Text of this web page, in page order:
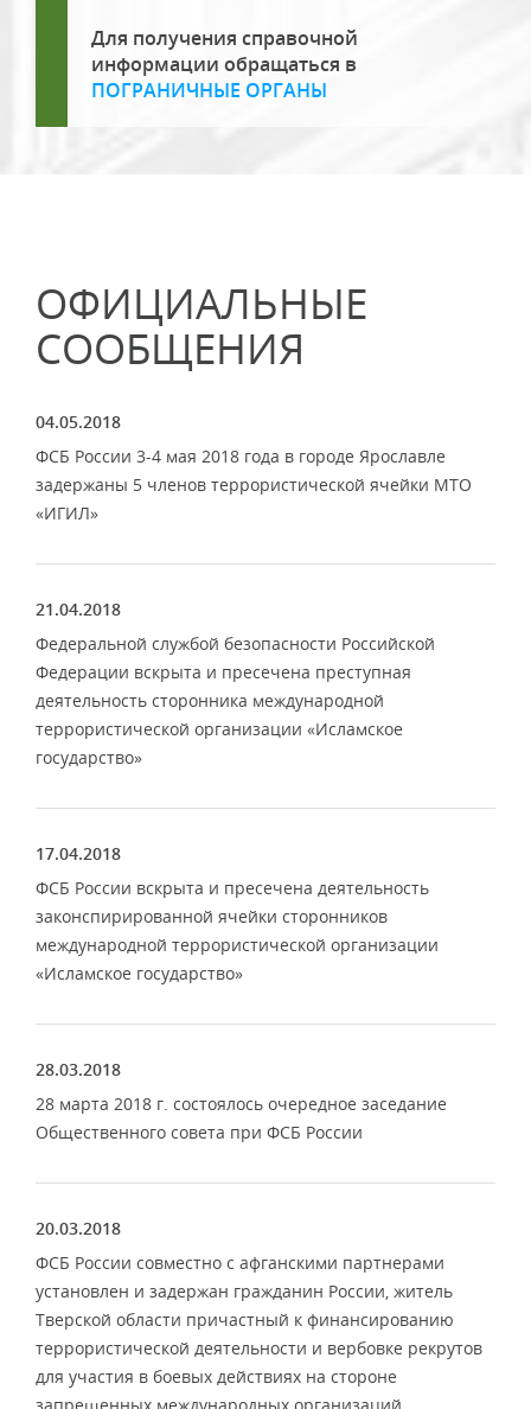
Для получения справочной
информации обращаться в
ПОГРАНИЧНЫЕ ОРГАНЫ
ОФИЦИАЛЬНЫЕ
СООБЩЕНИЯ
04.05.2018
ФСБ России 3-4 мая 2018 года в городе Ярославле
задержаны 5 членов террористической ячейки МТО
«ИГИЛ»
21.04.2018
Федеральной службой безопасности Российской
Федерации вскрыта и пресечена преступная
деятельность сторонника международной
террористической организации «Исламское
государство»
17.04.2018
ФСБ России вскрыта и пресечена деятельность
законспирированной ячейки сторонников
международной террористической организации
«Исламское государство»
28.03.2018
28 марта 2018 г. состоялось очередное заседание
Общественного совета при ФСБ России
20.03.2018
ФСБ России совместно с афганскими партнерами
установлен и задержан гражданин России, житель
Тверской области причастный к финансированию
террористической деятельности и вербовке рекрутов
для участия в боевых действиях на стороне